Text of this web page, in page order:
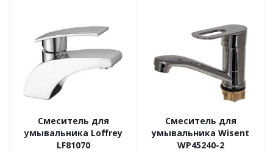
Смеситель для
умывальника Loffrey
LF81070
Смеситель для
умывальника Wisent
WP45240-2